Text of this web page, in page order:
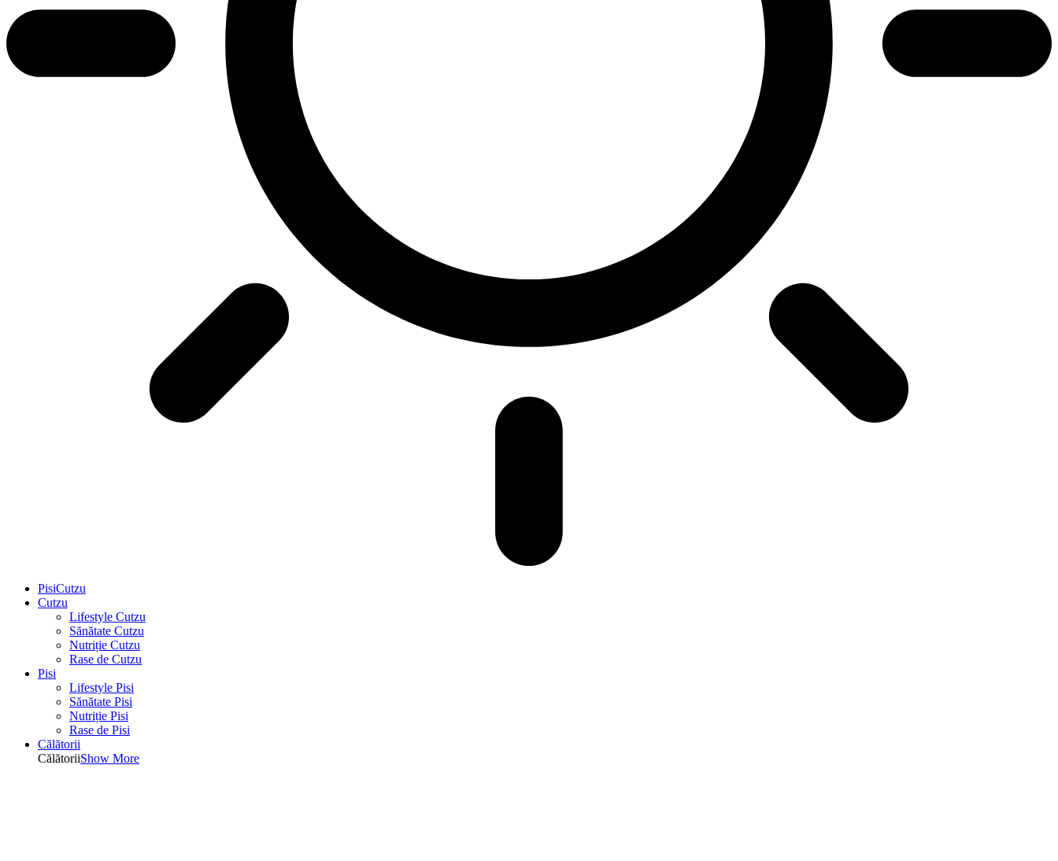
PisiCutzu
Cutzu
Lifestyle Cutzu
Sănătate Cutzu
Nutriție Cutzu
Rase de Cutzu
Pisi
Lifestyle Pisi
Sănătate Pisi
Nutriție Pisi
Rase de Pisi
Călătorii
CălătoriiShow More